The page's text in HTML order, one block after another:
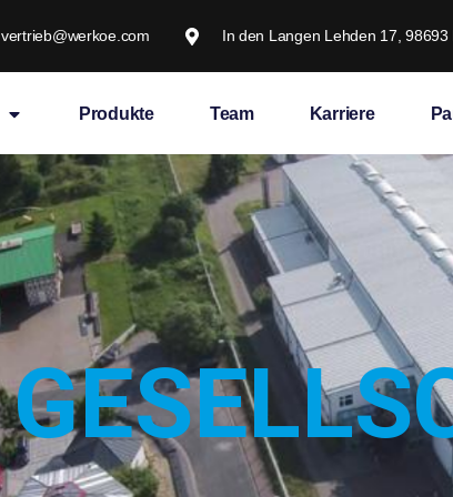
vertrieb@werkoe.com In den Langen Lehden 17, 98693
Produkte Team Karriere